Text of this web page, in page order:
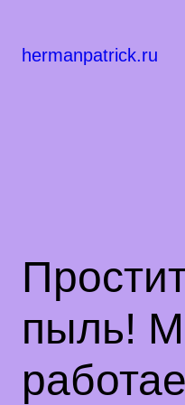
hermanpatrick.ru
пыль!